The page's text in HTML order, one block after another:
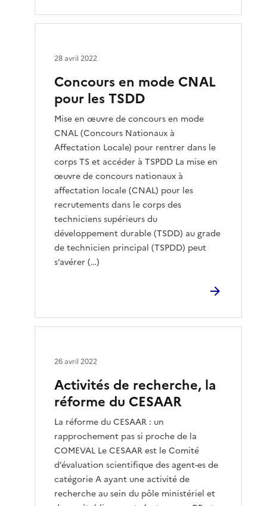
Concours en mode CNAL
pour les TSDD
Mise en œuvre de concours en mode
CNAL (Concours Nationaux à
Affectation Locale) pour rentrer dans le
corps TS et accéder à TSPDD La mise en
œuvre de concours nationaux à
affectation locale (CNAL) pour les
recrutements dans le corps des
techniciens supérieurs du
développement durable (TSDD) au grade
de technicien principal (TSPDD) peut
s’avérer (…)
28 avril 2022
Activités de recherche, la
réforme du CESAAR
La réforme du CESAAR : un
rapprochement pas si proche de la
COMEVAL Le CESAAR est le Comité
d’évaluation scientifique des agent-es de
catégorie A ayant une activité de
recherche au sein du pôle ministériel et
26 avril 2022